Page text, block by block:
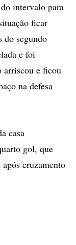
intervalo para
ficar
do segundo
e foi
arriscou e ficou
na defesa
casa
gol, que
cruzamento